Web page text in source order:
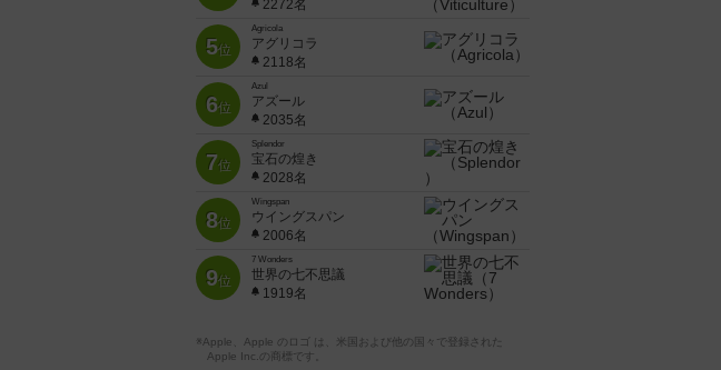
2272名
5位
Agricola
アグリコラ
2118名
6位
Azul
アズール
2035名
7位
Splendor
宝石の煌き
2028名
8位
Wingspan
ウイングスパン
2006名
9位
7 Wonders
世界の七不思議
1919名
※Apple、Apple のロゴ は、米国および他の国々で登録された
Apple Inc.の商標です。